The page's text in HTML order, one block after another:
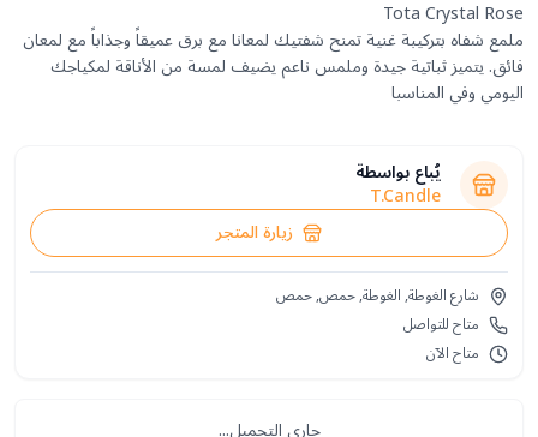
ملمع شفاه بتركيبة غنية تمنح شفتيك لمعانا مع برق عميقاً وجذاباً مع لمعان
فائق. يتميز ثباتية جيدة وملمس ناعم يضيف لمسة من الأناقة لمكياجك
اليومي وفي المناسبا
يُباع بواسطة
T.Candle
زيارة المتجر
شارع الغوطة, الغوطة, حمص, حمص
متاح للتواصل
متاح الآن